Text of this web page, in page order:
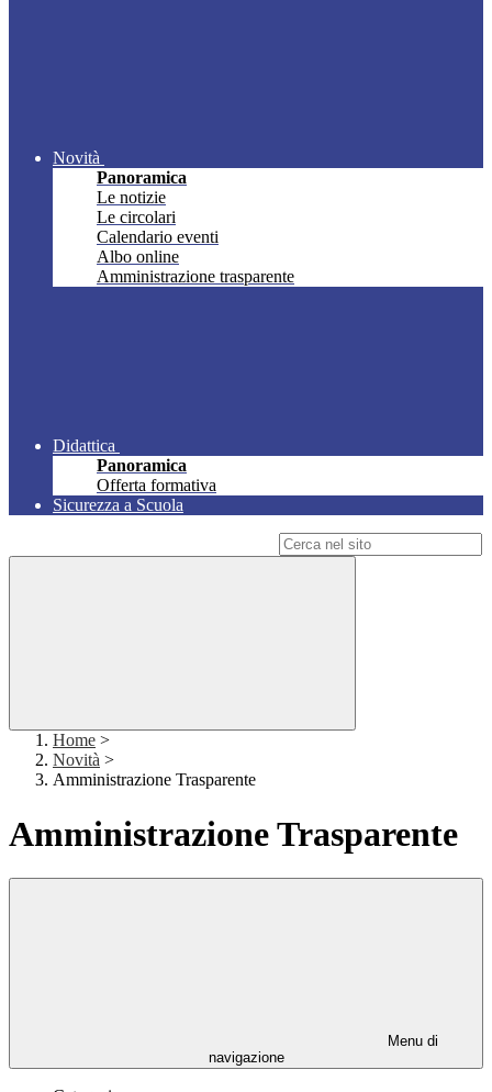
Novità
Panoramica
Le notizie
Le circolari
Calendario eventi
Albo online
Amministrazione trasparente
Didattica
Panoramica
Offerta formativa
Sicurezza a Scuola
Home >
Novità >
Amministrazione Trasparente
Amministrazione Trasparente
Menu di
navigazione